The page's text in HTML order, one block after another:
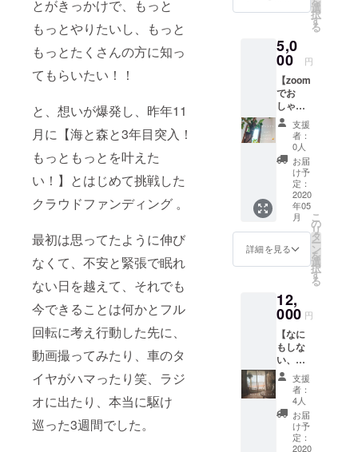
とがきっかけで、もっと
もっとやりたいし、もっと
もっとたくさんの方に知っ
てもらいたい！！
と、想いが爆発し、 昨年11
月に【海と森と3年目突入！
もっともっとを叶えた
い！】とはじめて挑戦した
クラウドファンディング 。
最初は思ってたように伸び
なくて、不安と緊張で眠れ
ない日を越えて、それでも
今できることは何かとフル
回転に考え行動した先に、
動画撮ってみたり、車のタ
イヤがハマったり笑、ラジ
オに出たり、本当に駆け
巡った3週間でした。
してい
ただき
ま
す！！
たくさ
んの素
晴らし
い影響
をも
らって
いる
Reoく
んに、
愛して
やまな
森との
オリジ
くって
もらえ
るなん
て、本
当夢の
ような
出来
事。 た
くさん
の方に
聞いて
いただ
の中で
深呼吸
したく
なる、
フィト
ンチッ
ド効果
を楽し
めるポ
プリを
手のひ
らサイ
ズにし
まし
た。 香
りが飛
んだあ
マを垂
らして
頂く
か、小
物入れ
として
お使い
くださ
い。
致しま
す！ お
メッ
セージ
や、格
言など
ご希望
をお知
らせく
ださ
い。 お
店のサ
イン
や、
ウェル
カム
ボード
として
も。 ア
ンプで
作成い
たしま
す。 備
考欄に
・板を
白くペ
イント
するか
否か ・
お好み
のメッ
選
択
す
る
5,0
00 円
【zoom
でお
しゃべ
り な
んでも
どうぞ
＾＾】
オンラ
インで
お好き
な時間
に、話
したい
こと、
聞きた
いこ
んでも
どう
ぞ！ あ
なたの
お話聞
かせて
くださ
い◎ こ
れから
なにか
はじめ
たい な
支援
者：
0人
お届
け予
定：
2020
年05
月
詳細を見る
こ
の
リ
タ
ー
ン
を
選
択
す
る
12,
000 円
【なに
もしな
い、を
する】
なにも
しない
をしよ
う！ 最
高のな
にかと
支援
者：
4人
お届
け予
定：
2020